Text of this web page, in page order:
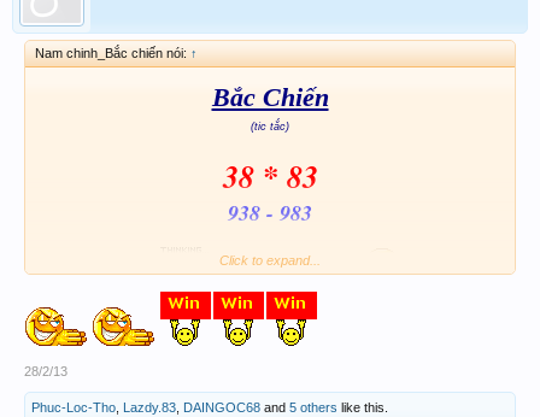
Nam chinh_Bắc chiến nói: ↑
Bắc Chiến
(tic tắc)
38 * 83
938 - 983
Phải nó hong ta
Chắc là phải
Click to expand...
28/2/13
Phuc-Loc-Tho Lazdy.83 DAINGOC68 and 5 others like this.